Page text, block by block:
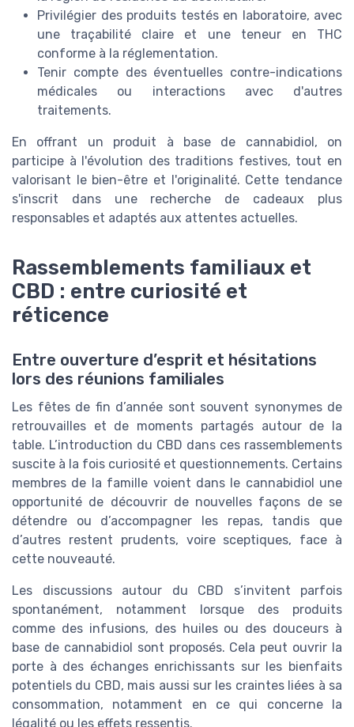
Privilégier des produits testés en laboratoire, avec
une traçabilité claire et une teneur en THC
conforme à la réglementation.
Tenir compte des éventuelles contre-indications
médicales ou interactions avec d'autres
traitements.
En offrant un produit à base de cannabidiol, on
participe à l'évolution des traditions festives, tout en
valorisant le bien-être et l'originalité. Cette tendance
s'inscrit dans une recherche de cadeaux plus
responsables et adaptés aux attentes actuelles.
Rassemblements familiaux et
CBD : entre curiosité et
réticence
Entre ouverture d’esprit et hésitations
lors des réunions familiales
Les fêtes de fin d’année sont souvent synonymes de
retrouvailles et de moments partagés autour de la
table. L’introduction du CBD dans ces rassemblements
suscite à la fois curiosité et questionnements. Certains
membres de la famille voient dans le cannabidiol une
opportunité de découvrir de nouvelles façons de se
détendre ou d’accompagner les repas, tandis que
d’autres restent prudents, voire sceptiques, face à
cette nouveauté.
Les discussions autour du CBD s’invitent parfois
spontanément, notamment lorsque des produits
comme des infusions, des huiles ou des douceurs à
base de cannabidiol sont proposés. Cela peut ouvrir la
porte à des échanges enrichissants sur les bienfaits
potentiels du CBD, mais aussi sur les craintes liées à sa
consommation, notamment en ce qui concerne la
légalité ou les effets ressentis.